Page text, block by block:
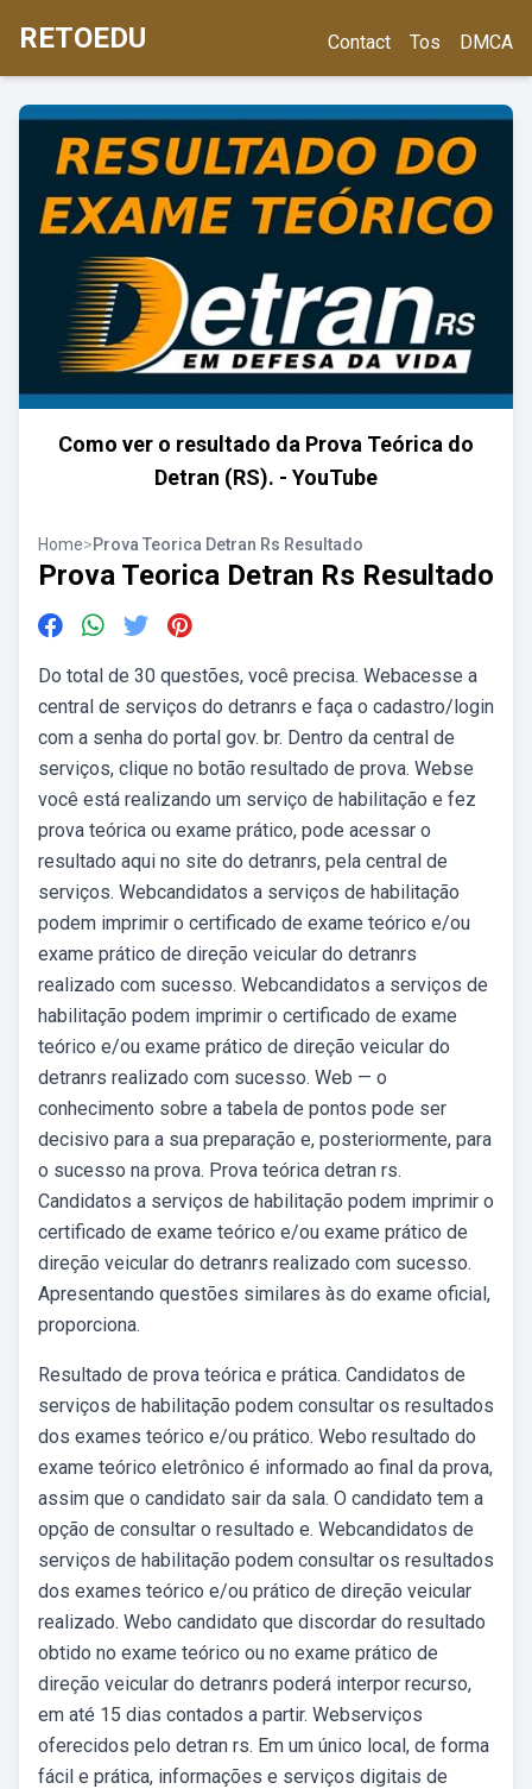
RETOEDU Contact Tos DMCA
Como ver o resultado da Prova Teórica do
Detran (RS). - YouTube
Home>Prova Teorica Detran Rs Resultado
Prova Teorica Detran Rs Resultado
Do total de 30 questões, você precisa. Webacesse a
central de serviços do detranrs e faça o cadastro/login
com a senha do portal gov. br. Dentro da central de
serviços, clique no botão resultado de prova. Webse
você está realizando um serviço de habilitação e fez
prova teórica ou exame prático, pode acessar o
resultado aqui no site do detranrs, pela central de
serviços. Webcandidatos a serviços de habilitação
podem imprimir o certificado de exame teórico e/ou
exame prático de direção veicular do detranrs
realizado com sucesso. Webcandidatos a serviços de
habilitação podem imprimir o certificado de exame
teórico e/ou exame prático de direção veicular do
detranrs realizado com sucesso. Web — o
conhecimento sobre a tabela de pontos pode ser
decisivo para a sua preparação e, posteriormente, para
o sucesso na prova. Prova teórica detran rs.
Candidatos a serviços de habilitação podem imprimir o
certificado de exame teórico e/ou exame prático de
direção veicular do detranrs realizado com sucesso.
Apresentando questões similares às do exame oficial,
proporciona.
Resultado de prova teórica e prática. Candidatos de
serviços de habilitação podem consultar os resultados
dos exames teórico e/ou prático. Webo resultado do
exame teórico eletrônico é informado ao final da prova,
assim que o candidato sair da sala. O candidato tem a
opção de consultar o resultado e. Webcandidatos de
serviços de habilitação podem consultar os resultados
dos exames teórico e/ou prático de direção veicular
realizado. Webo candidato que discordar do resultado
obtido no exame teórico ou no exame prático de
direção veicular do detranrs poderá interpor recurso,
em até 15 dias contados a partir. Webserviços
oferecidos pelo detran rs. Em um único local, de forma
fácil e prática, informações e serviços digitais de